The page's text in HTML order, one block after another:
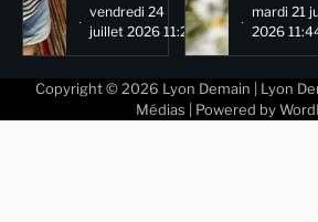
vendredi 24
juillet 2026 11:29
mardi 21
2026
Copyright © 2026 Lyon Demain | Lyon
Médias | Powered by